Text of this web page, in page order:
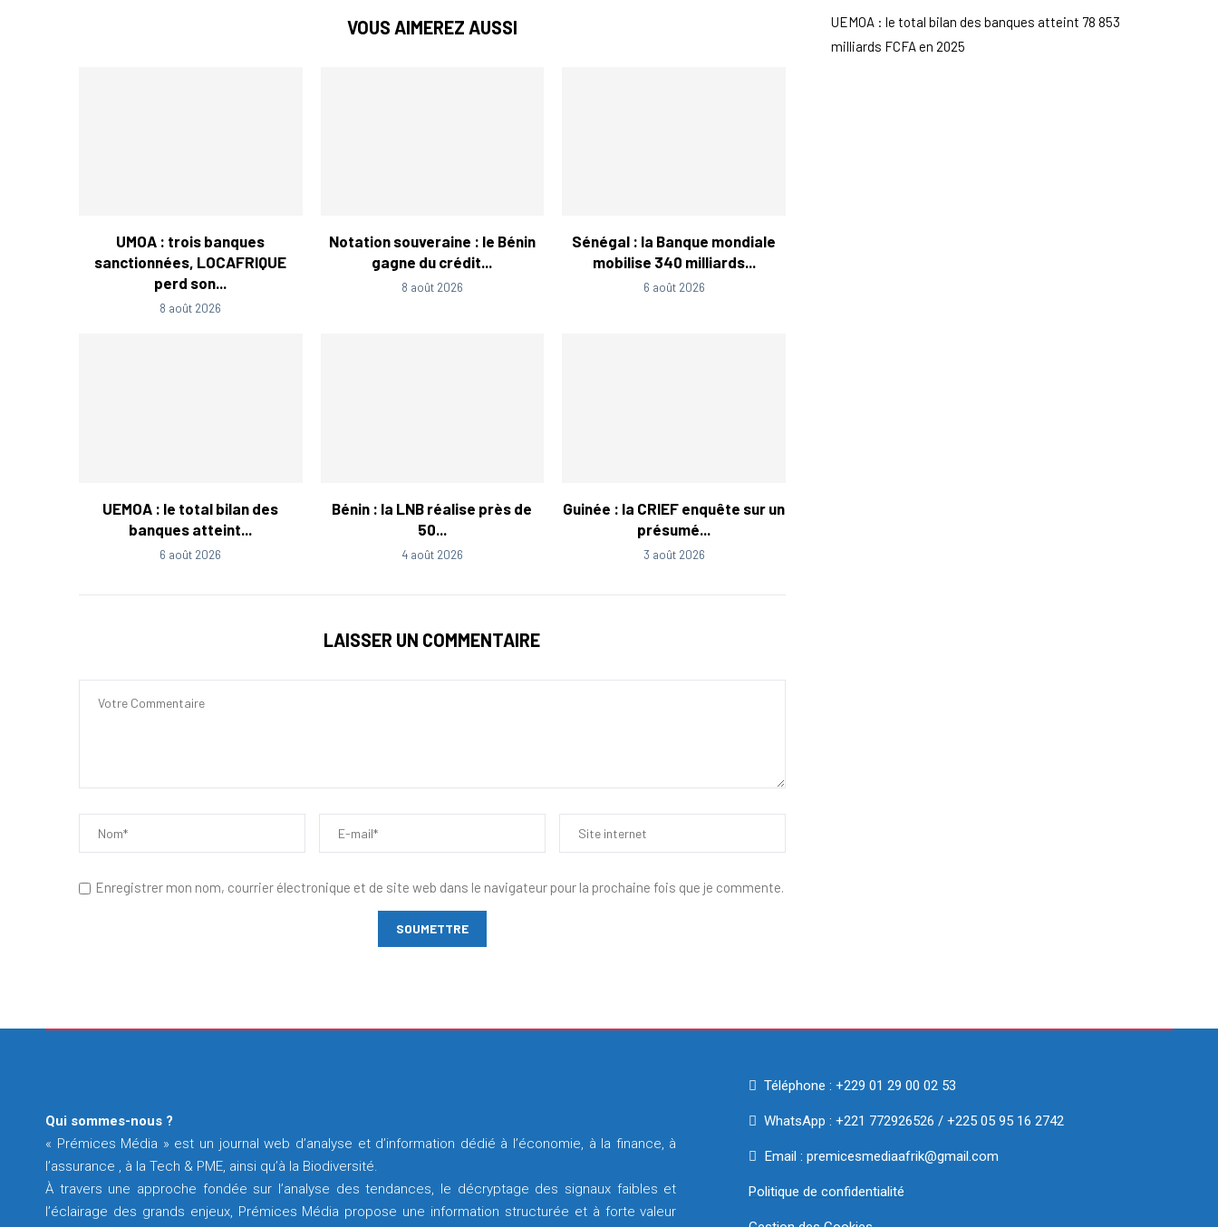
VOUS AIMEREZ AUSSI
UMOA : trois banques
sanctionnées, LOCAFRIQUE
perd son...
8 août 2026
Notation souveraine : le Bénin
gagne du crédit...
8 août 2026
Sénégal : la Banque mondiale
mobilise 340 milliards...
6 août 2026
UEMOA : le total bilan des
banques atteint...
6 août 2026
Bénin : la LNB réalise près de
50...
4 août 2026
Guinée : la CRIEF enquête sur un
présumé...
3 août 2026
LAISSER UN COMMENTAIRE
Enregistrer mon nom, courrier électronique et de site web dans le navigateur pour la prochaine fois que je commente.
UEMOA : le total bilan des banques atteint 78 853
milliards FCFA en 2025
Qui sommes-nous ?
« Prémices Média » est un journal web d’analyse et d’information dédié à l’économie, à la finance, à
l’assurance , à la Tech & PME, ainsi qu’à la Biodiversité.
À travers une approche fondée sur l’analyse des tendances, le décryptage des signaux faibles et
l’éclairage des grands enjeux, Prémices Média propose une information structurée et à forte valeur
Téléphone : +229 01 29 00 02 53
WhatsApp : +221 772926526 / +225 05 95 16 2742
Email : premicesmediaafrik@gmail.com
Politique de confidentialité